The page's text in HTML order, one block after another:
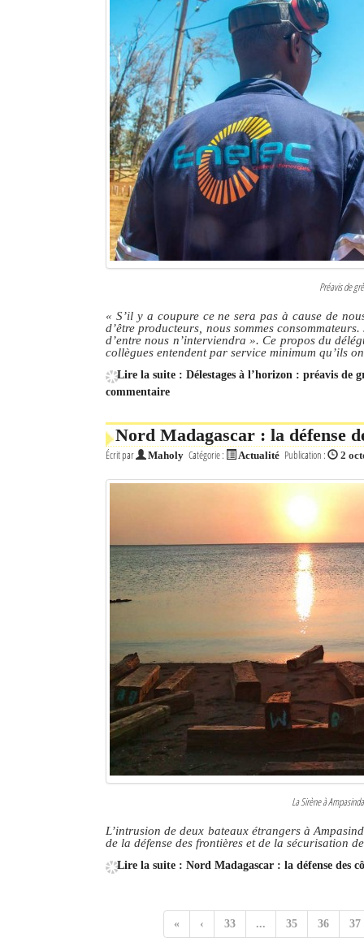
Préavis de
« S’il y a coupure ce ne sera pas à cause de
d’être producteurs, nous sommes
d’entre nous n’interviendra ». Ce propos du
collègues entendent par service minimum qu’ils
Lire la suite : Délestages à l’horizon : préavis de
commentaire
Nord Madagascar : la défense
Écrit par Maholy Catégorie : Actualité Publication : 2
La Sirène à
L’intrusion de deux bateaux étrangers à
de la défense des frontières et de la sécurisation
Lire la suite : Nord Madagascar : la défense des
« ‹ 33 ... 35 36 37